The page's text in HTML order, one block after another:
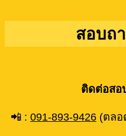
สอบถ
ติดต่อสอ
📲 : 091-893-9426 (ตลอ